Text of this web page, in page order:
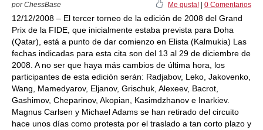
por ChessBase Me gusta! 0 Comentarios
12/12/2008 – El tercer torneo de la edición de 2008 del Grand
Prix de la FIDE, que inicialmente estaba prevista para Doha
(Qatar), está a punto de dar comienzo en Elista (Kalmukia) Las
fechas indicadas para esta cita son del 13 al 29 de diciembre de
2008. A no ser que haya más cambios de última hora, los
participantes de esta edición serán: Radjabov, Leko, Jakovenko,
Wang, Mamedyarov, Eljanov, Grischuk, Alexeev, Bacrot,
Gashimov, Cheparinov, Akopian, Kasimdzhanov e Inarkiev.
Magnus Carlsen y Michael Adams se han retirado del circuito
hace unos días como protesta por el traslado a tan corto plazo y